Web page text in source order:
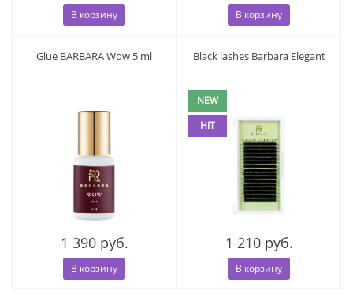
В корзину В корзину
Glue BARBARA Wow 5 ml
1 390 руб.
В корзину
Black lashes Barbara Elegant
NEW
HIT
1 210 руб.
В корзину